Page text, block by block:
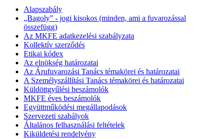
Alapszabály
„Bagoly” - jogi kisokos (minden, ami a fuvarozással
összefügg)
Az MKFE adatkezelési szabályzata
Kollektív szerződés
Etikai kódex
Az elnökség határozatai
Az Árufuvarozási Tanács témakörei és határozatai
A Személyszállítási Tanács témakörei és határozatai
Küldöttgyűlési beszámolók
MKFE éves beszámolók
Együttműködési megállapodások
Szervezeti szabályok
Általános felhasználási feltételek
Kiküldetési rendelvény